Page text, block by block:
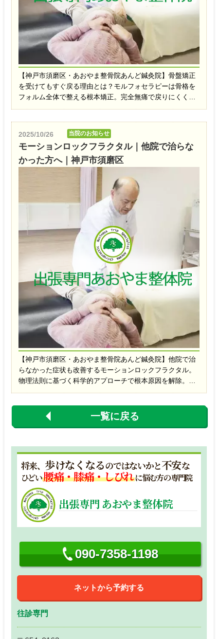
【神戸市須磨区・あおやま整骨院あんど鍼灸院】骨盤矯正
を受けてもすぐ戻る理由とは？モルフォセラピーは骨格を
フォルム全体で整える根本矯正。完全無痛で戻りにくく、
腰痛・肩こり・内臓症状に対応。40年の経験を持つ院長が
2025/10/26 当院のお知らせ
モーションロックフラクタル｜他院で治らな
かった方へ｜神戸市須磨区
【神戸市須磨区・あおやま整骨院あんど鍼灸院】他院で治
らなかった症状も改善するモーションロックフラクタル。
物理法則に基づく科学的アプローチで根本原因を解除。完
全無痛で血流が最大3倍に。40年の経験を持つ院長が、慢
一覧に戻る
将来、 歩けなくなるのではないかと不安な
ひどい腰痛・膝痛・しびれに悩む方の専門院
出張専門 あおやま整体院
090-7358-1198
ネットから予約する
往診専門